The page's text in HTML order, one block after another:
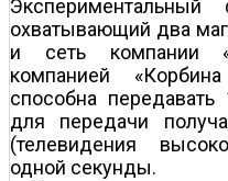
охватывающий два
и сеть компании
компанией
способна
для передачи
(телевидения
одной секунды.